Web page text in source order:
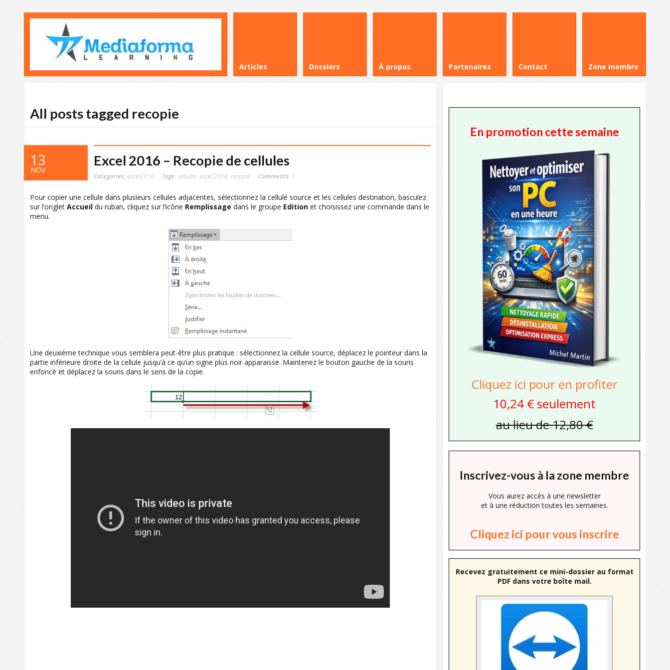
Articles Dossiers À propos Partenaires Contact Zone membre
All posts tagged recopie
13
NOV
Excel 2016 – Recopie de cellules
Categories: excel2016 Tags: cellules excel 2016 recopie Comments: 1
Pour copier une cellule dans plusieurs cellules adjacentes, sélectionnez la cellule source et les cellules destination, basculez
sur l’onglet Accueil du ruban, cliquez sur l’icône Remplissage dans le groupe Edition et choisissez une commande dans le
menu.
Une deuxième technique vous semblera peut-être plus pratique : sélectionnez la cellule source, déplacez le pointeur dans la
partie inférieure droite de la cellule jusqu’à ce qu’un signe plus noir apparaisse. Maintenez le bouton gauche de la souris
enfoncé et déplacez la souris dans le sens de la copie.
En promotion cette semaine
Cliquez ici pour en profiter
10,24 € seulement
au lieu de 12,80 €
Inscrivez-vous à la zone membre
Vous aurez accès à une newsletter
et à une réduction toutes les semaines.
Cliquez ici pour vous inscrire
Recevez gratuitement ce mini-dossier au format
PDF dans votre boîte mail.